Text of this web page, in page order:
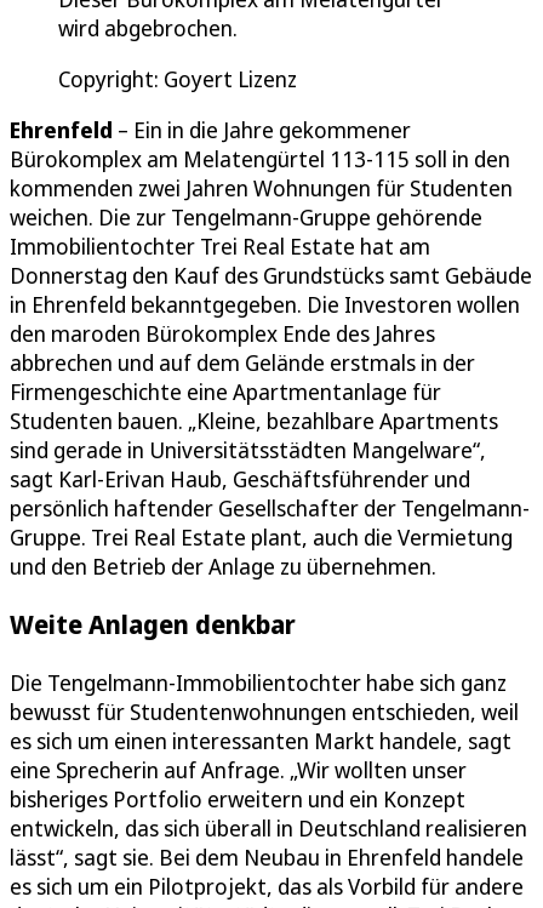
wird abgebrochen.
Copyright: Goyert Lizenz
Ehrenfeld – Ein in die Jahre gekommener
Bürokomplex am Melatengürtel 113-115 soll in den
kommenden zwei Jahren Wohnungen für Studenten
weichen. Die zur Tengelmann-Gruppe gehörende
Immobilientochter Trei Real Estate hat am
Donnerstag den Kauf des Grundstücks samt Gebäude
in Ehrenfeld bekanntgegeben. Die Investoren wollen
den maroden Bürokomplex Ende des Jahres
abbrechen und auf dem Gelände erstmals in der
Firmengeschichte eine Apartmentanlage für
Studenten bauen. „Kleine, bezahlbare Apartments
sind gerade in Universitätsstädten Mangelware“,
sagt Karl-Erivan Haub, Geschäftsführender und
persönlich haftender Gesellschafter der Tengelmann-
Gruppe. Trei Real Estate plant, auch die Vermietung
und den Betrieb der Anlage zu übernehmen.
Weite Anlagen denkbar
Die Tengelmann-Immobilientochter habe sich ganz
bewusst für Studentenwohnungen entschieden, weil
es sich um einen interessanten Markt handele, sagt
eine Sprecherin auf Anfrage. „Wir wollten unser
bisheriges Portfolio erweitern und ein Konzept
entwickeln, das sich überall in Deutschland realisieren
lässt“, sagt sie. Bei dem Neubau in Ehrenfeld handele
es sich um ein Pilotprojekt, das als Vorbild für andere